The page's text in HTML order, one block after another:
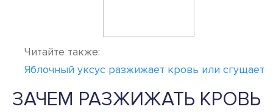
Читайте также:
Яблочный уксус разжижает кровь или сгущает
ЗАЧЕМ РАЗЖИЖАТЬ КРОВЬ